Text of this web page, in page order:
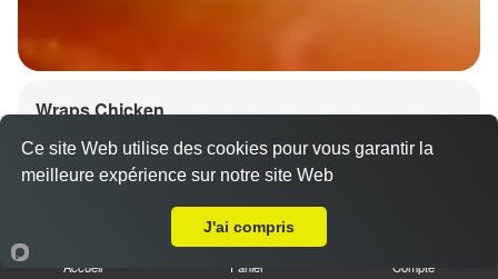
Wraps Chicken
8.50 €
Accueil Panier Compte
Ce site Web utilise des cookies pour vous garantir la
meilleure expérience sur notre site Web
J'ai compris